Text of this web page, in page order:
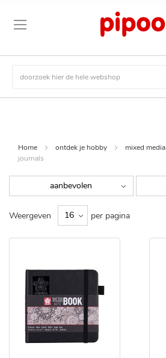
Home ontdek je hobby mixed media
journals
Weergeven per pagina